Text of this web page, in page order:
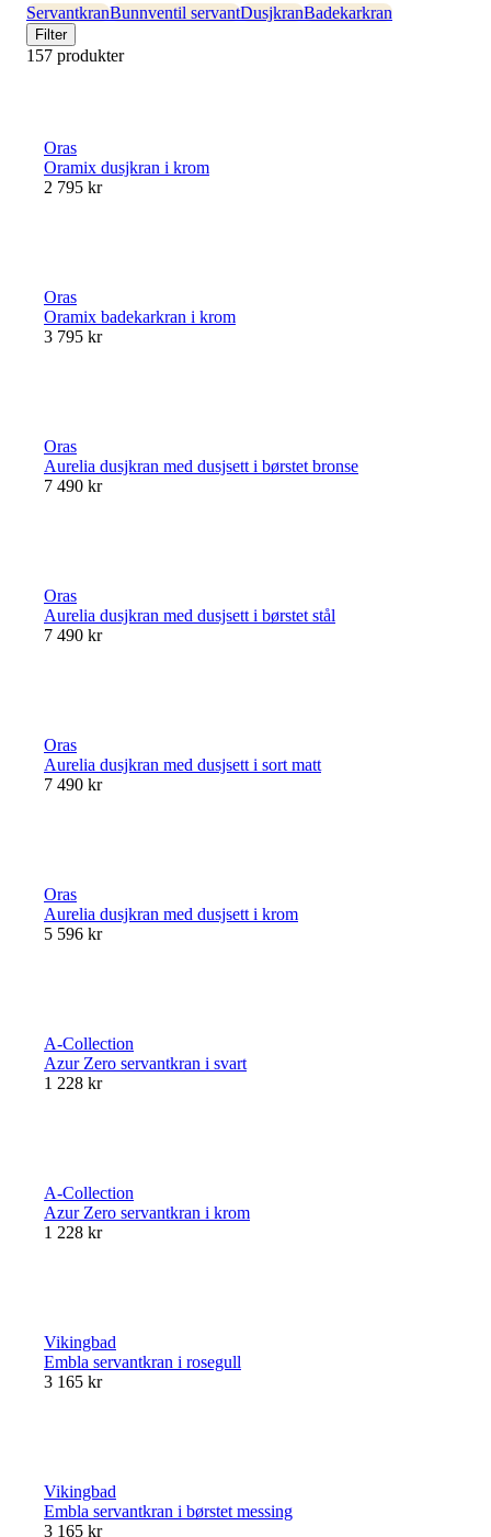
ServantkranBunnventil servantDusjkranBadekarkran
Filter
157 produkter
Oras
Oramix dusjkran i krom
2 795 kr
Oras
Oramix badekarkran i krom
3 795 kr
Oras
Aurelia dusjkran med dusjsett i børstet bronse
7 490 kr
Oras
Aurelia dusjkran med dusjsett i børstet stål
7 490 kr
Oras
Aurelia dusjkran med dusjsett i sort matt
7 490 kr
Oras
Aurelia dusjkran med dusjsett i krom
5 596 kr
A-Collection
Azur Zero servantkran i svart
1 228 kr
A-Collection
Azur Zero servantkran i krom
1 228 kr
Vikingbad
Embla servantkran i rosegull
3 165 kr
Vikingbad
Embla servantkran i børstet messing
3 165 kr